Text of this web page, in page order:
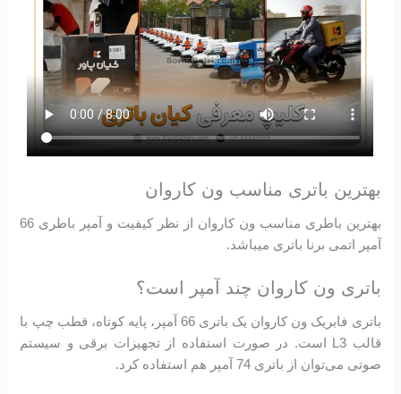
بهترین باتری مناسب ون کاروان
بهترین باطری مناسب ون کاروان از نظر کیفیت و آمپر باطری 66
آمپر اتمی برنا باتری میباشد.
باتری ون کاروان چند آمپر است؟
باتری فابریک ون کاروان یک باتری 66 آمپر، پایه کوتاه، قطب چپ با
قالب L3 است. در صورت استفاده از تجهیزات برقی و سیستم
صوتی می‌توان از باتری 74 آمپر هم استفاده کرد.